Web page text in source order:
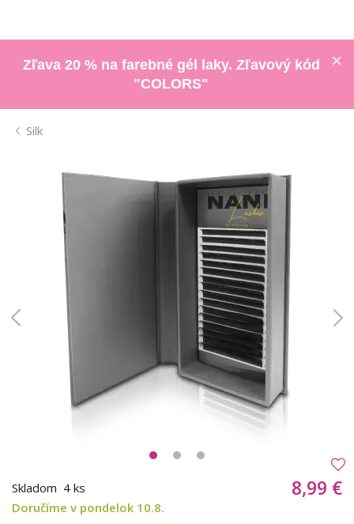
Zľava 20 % na farebné gél laky. Zľavový kód
"COLORS"
Silk
Skladom 4 ks
Doručíme v pondelok 10.8.
8,99 €